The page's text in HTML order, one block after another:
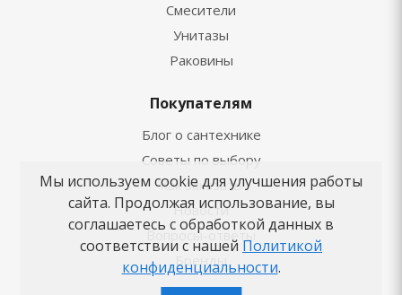
Смесители
Унитазы
Раковины
Покупателям
Блог о сантехнике
Советы по выбору
Как заказать
Новости
Вопросы-ответы
Бренды
Мы используем cookie для улучшения работы
сайта. Продолжая использование, вы
соглашаетесь с обработкой данных в
соответствии с нашей Политикой
конфиденциальности.